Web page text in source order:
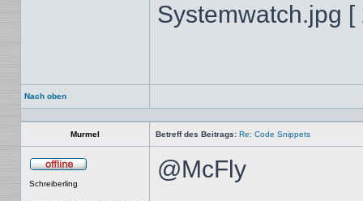
Systemwatch.jpg
Nach oben
Murmel Betreff des Beitrags: Re: Code Snippets
Schreiberling
@McFly